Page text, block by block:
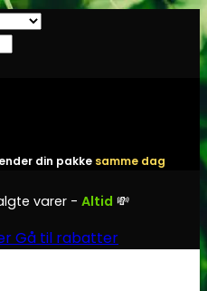
din pakke samme dag
varer - Altid 💸
Gå til rabatter